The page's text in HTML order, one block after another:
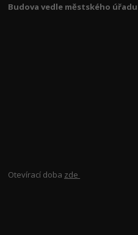
Budova vedle městského úřadu
Otevírací doba zde